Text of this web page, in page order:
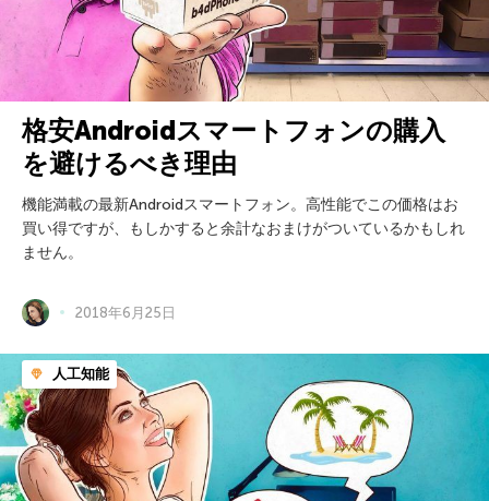
格安Androidスマートフォンの購入
を避けるべき理由
機能満載の最新Androidスマートフォン。高性能でこの価格はお
買い得ですが、もしかすると余計なおまけがついているかもしれ
ません。
2018年6月25日
人工知能